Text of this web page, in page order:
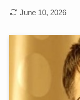
June 10, 2026